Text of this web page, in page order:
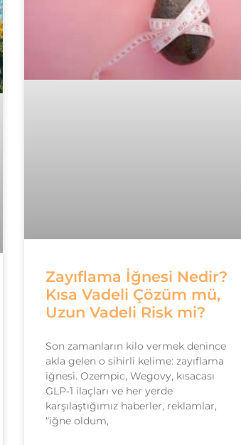
Zayıflama İğnesi Nedir?
Kısa Vadeli Çözüm mü,
Uzun Vadeli Risk mi?
Son zamanların kilo vermek denince
akla gelen o sihirli kelime: zayıflama
iğnesi. Ozempic, Wegovy, kısacası
GLP‑1 ilaçları ve her yerde
karşılaştığımız haberler, reklamlar,
“iğne oldum,